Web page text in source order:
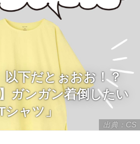
出典：CS
以下だとぉおお！？
ガンガン着倒したい
ャツ」